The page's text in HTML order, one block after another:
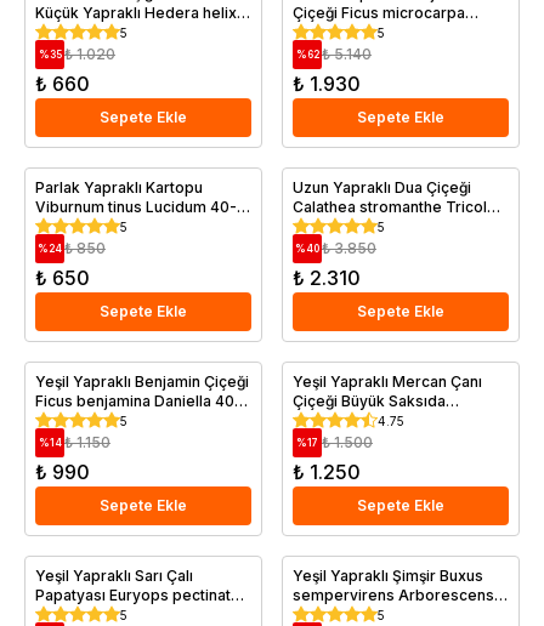
Küçük Yapraklı Hedera helix
Goldchild Saksıda
5
%35 ₺ 1.020
₺ 660
Sepete Ekle
Çiçeği Ficus microcarpa
Moclame 100 cm Saksıda
5
% 62 ₺ 5.140
₺ 1.930
Sepete Ekle
Parlak Yapraklı Kartopu
Viburnum tinus Lucidum 40-
60 cm Saksıda
5
%24 ₺ 850
₺ 650
Sepete Ekle
Uzun Yapraklı Dua Çiçeği
Calathea stromanthe Tricolor
30 cm Saksıda
5
%40 ₺ 3.850
₺ 2.310
Sepete Ekle
Yeşil Yapraklı Benjamin Çiçeği
Ficus benjamina Daniella 40
cm Saksıda5
%14 ₺ 1.150
₺ 990
Sepete Ekle
Yeşil Yapraklı Mercan Çanı
Çiçeği Büyük Saksıda
Heuchera sanguinea Engelm
4.75
%17 ₺ 1.500
₺ 1.250
Sepete Ekle
Yeşil Yapraklı Sarı Çalı
Papatyası Euryops pectinatus
Viridis İthal Saksıda
5
Yeşil Yapraklı Şimşir Buxus
sempervirens Arborescens
20 40 cm Saksıda
5